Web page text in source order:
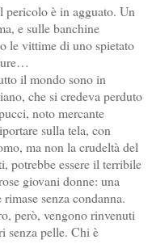
pericolo è in agguato. Un
e sulle banchine
le vittime di uno spietato
il mondo sono in
che si credeva perduto
noto mercante
sulla tela, con
ma non la crudeltà del
potrebbe essere il terribile
giovani donne: una
senza condanna.
però, vengono rinvenuti
senza pelle. Chi è